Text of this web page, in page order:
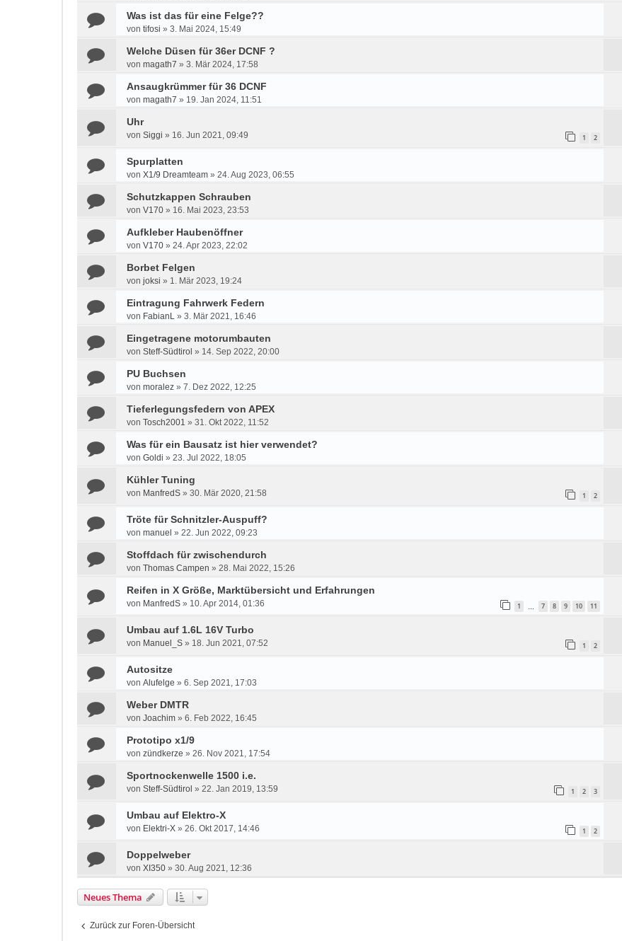
Was ist das für eine Felge??
von tifosi » 3. Mai 2024, 15:49
Welche Düsen für 36er DCNF ?
von magath7 » 3. Mär 2024, 17:58
Ansaugkrümmer für 36 DCNF
von magath7 » 19. Jan 2024, 11:51
Uhr
von Siggi » 16. Jun 2021, 09:49 1 2
Spurplatten
von X1/9 Dreamteam » 24. Aug 2023, 06:55
Schutzkappen Schrauben
von V170 » 16. Mai 2023, 23:53
Aufkleber Haubenöffner
von V170 » 24. Apr 2023, 22:02
Borbet Felgen
von joksi » 1. Mär 2023, 19:24
Eintragung Fahrwerk Federn
von FabianL » 3. Mär 2021, 16:46
Eingetragene motorumbauten
von Steff-Südtirol » 14. Sep 2022, 20:00
PU Buchsen
von moralez » 7. Dez 2022, 12:25
Tieferlegungsfedern von APEX
von Tosch2001 » 31. Okt 2022, 11:52
Was für ein Bausatz ist hier verwendet?
von Goldi » 23. Jul 2022, 18:05
Kühler Tuning
von ManfredS » 30. Mär 2020, 21:58 1 2
Tröte für Schnitzler-Auspuff?
von manuel » 22. Jun 2022, 09:23
Stoffdach für zwischendurch
von Thomas Campen » 28. Mai 2022, 15:26
Reifen in X Größe, Marktübersicht und Erfahrungen
von ManfredS » 10. Apr 2014, 01:36 1 7 8 9 10 11
Umbau auf 1.6L 16V Turbo
von Manuel_S » 18. Jun 2021, 07:52 1 2
Autositze
von Alufelge » 6. Sep 2021, 17:03
Weber DMTR
von Joachim » 6. Feb 2022, 16:45
Prototipo x1/9
von zündkerze » 26. Nov 2021, 17:54
Sportnockenwelle 1500 i.e.
von Steff-Südtirol » 22. Jan 2019, 13:59 1 2 3
Umbau auf Elektro-X
von Elektri-X » 26. Okt 2017, 14:46 1 2
Doppelweber
von XI350 » 30. Aug 2021, 12:36
Neues Thema
Zurück zur Foren-Übersicht